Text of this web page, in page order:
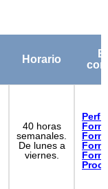
Horario
40 horas
semanales.
De lunes a
viernes.
Perfil